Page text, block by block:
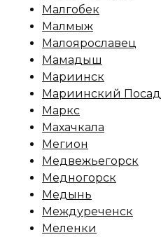
Малгобек
Малмыж
Малоярославец
Мамадыш
Мариинск
Мариинский Посад
Маркс
Махачкала
Мегион
Медвежьегорск
Медногорск
Медынь
Междуреченск
Меленки